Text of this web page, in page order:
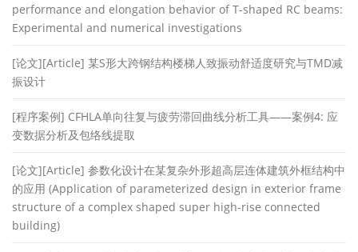
performance and elongation behavior of T-shaped RC beams:
Experimental and numerical investigations
[论文][Article] 某S形大跨钢结构楼梯人致振动舒适度研究与TMD减
振设计
[程序案例] CFHLA单向往复与疲劳滞回曲线分析工具——案例4: 应
变数据分析及包络线提取
[论文][Article] 参数化设计在某复杂外形超高层连体建筑外框结构中
的应用 (Application of parameterized design in exterior frame
structure of a complex shaped super high-rise connected
building)